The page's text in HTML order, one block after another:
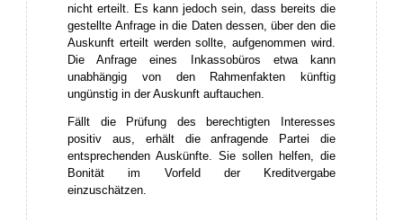
nicht erteilt. Es kann jedoch sein, dass bereits die
gestellte Anfrage in die Daten dessen, über den die
Auskunft erteilt werden sollte, aufgenommen wird.
Die Anfrage eines Inkassobüros etwa kann
unabhängig von den Rahmenfakten künftig
ungünstig in der Auskunft auftauchen.
Fällt die Prüfung des berechtigten Interesses
positiv aus, erhält die anfragende Partei die
entsprechenden Auskünfte. Sie sollen helfen, die
Bonität im Vorfeld der Kreditvergabe
einzuschätzen.